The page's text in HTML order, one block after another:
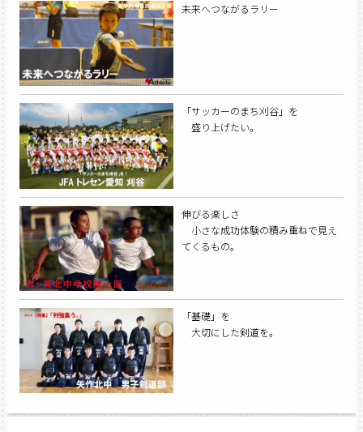
未来へつながるラリー
「サッカーのまち刈谷」を
盛り上げたい。
伸びる楽しさ
小さな成功体験の積み重ねで見え
てくるもの。
「基礎」を
大切にした剣道を。